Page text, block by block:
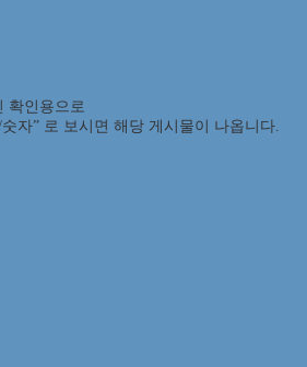
확인용으로
숫자” 로 보시면 해당 게시물이 나옵니다.